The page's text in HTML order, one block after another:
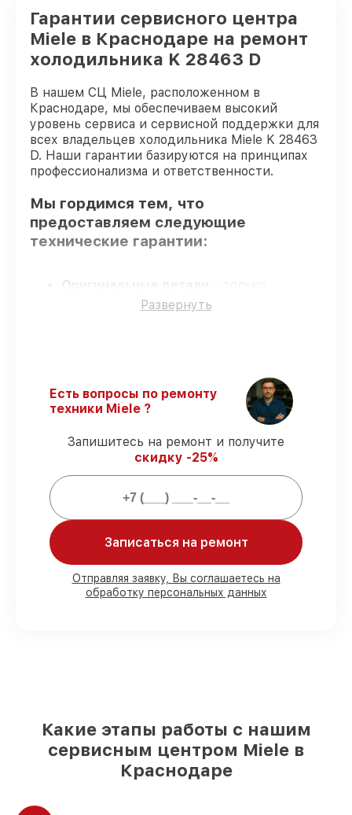
Гарантии сервисного центра
Miele в Краснодаре на ремонт
холодильника K 28463 D
В нашем СЦ Miele, расположенном в
Краснодаре, мы обеспечиваем высокий
уровень сервиса и сервисной поддержки для
всех владельцев холодильника Miele K 28463
D. Наши гарантии базируются на принципах
профессионализма и ответственности.
Мы гордимся тем, что
предоставляем следующие
технические гарантии:
Оригинальные детали
подлинные комплектующие.
Сервис с гарантией– все работы по
восстановлению проводятся с
Мы гарантируем:
80%работ под контролем клиента
комплектующих для холодильников
имеются в наличии или доступны для
быстрой доставки
Качественные реплики и
оригинальные детали по вашему
Развернуть
Есть вопросы по ремонту
техники Miele ?
Запишитесь на ремонт и получите
скидку -25%
Записаться на ремонт
Отправляя заявку, Вы соглашаетесь на
обработку персональных данных
Какие этапы работы с нашим
сервисным центром Miele в
Краснодаре